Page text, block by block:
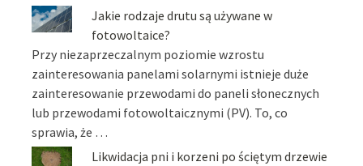
Jakie rodzaje drutu są używane w
fotowoltaice?
Przy niezaprzeczalnym poziomie wzrostu
zainteresowania panelami solarnymi istnieje duże
zainteresowanie przewodami do paneli słonecznych
lub przewodami fotowoltaicznymi (PV). To, co
sprawia, że …
Likwidacja pni i korzeni po ściętym drzewie